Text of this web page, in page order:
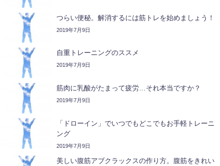
つらい便秘。解消するには筋トレを始めましょう！
2019年7月9日
自重トレーニングのススメ
2019年7月9日
筋肉に乳酸がたまって疲労…それ本当ですか？
2019年7月9日
「ドローイン」でいつでもどこでもお手軽トレーニ
ング
2019年7月9日
美しい腹筋アブクラックスの作り方。腹筋をきれい